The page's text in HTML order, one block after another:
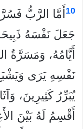
10 أَمَّا الرَّبُّ
جَعَلَ نَفْسَهُ
أَيَّامُهُ، وَمَسَرَّةُ
نَفْسِهِ يَرَى
يُبَرِّرُ كَثِيرِينَ،
أَقْسِمُ لَهُ بَيْنَ